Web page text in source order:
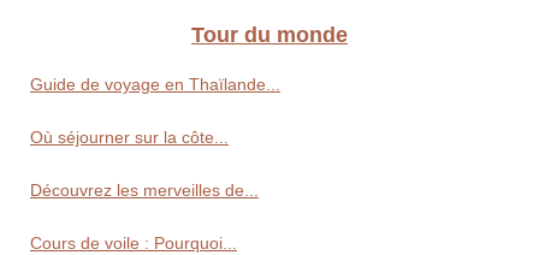
Tour du monde
Guide de voyage en Thaïlande...
Où séjourner sur la côte...
Découvrez les merveilles de...
Cours de voile : Pourquoi...